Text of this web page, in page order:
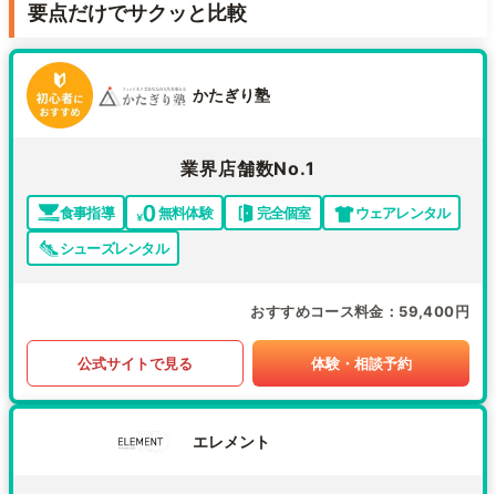
要点だけでサクッと比較
かたぎり塾
業界店舗数No.1
食事指導 無料体験 完全個室
ウェアレンタル
シューズレンタル
おすすめコース料金 59,400円
公式サイトで見る 体験・相談予約
エレメント